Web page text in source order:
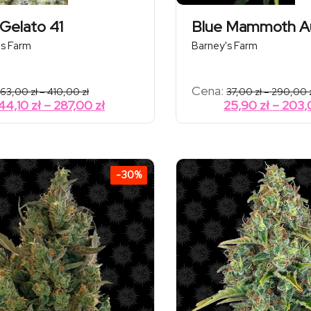
41
Farm
63,00zł–410,00złZakres
cen:
od
63,00 zł
zł – 287,00 złZakres
cen:
do
287,00 zł
Blue Mammoth
Barney's Farm
Cena: 37,00zł–290,00
25,90 zł –
-30%